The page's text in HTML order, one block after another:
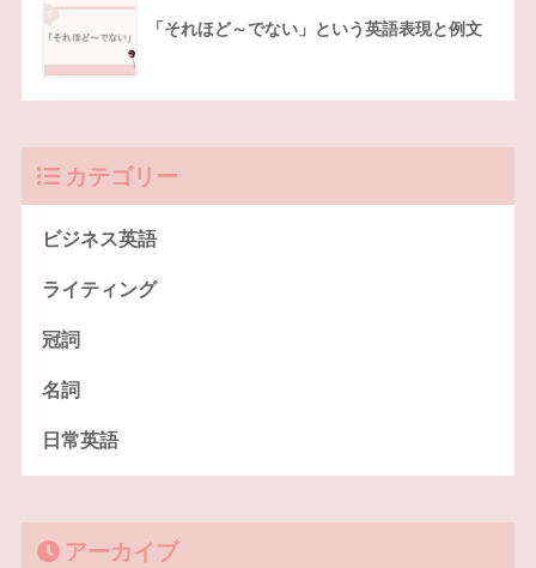
「それほど～でない」という英語表現と例文
カテゴリー
ビジネス英語
ライティング
冠詞
名詞
日常英語
アーカイブ